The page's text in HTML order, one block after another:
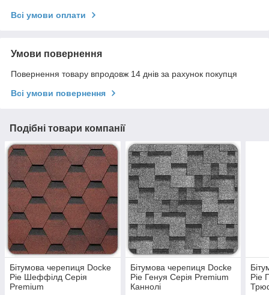
Всі умови оплати
Умови повернення
Повернення товару впродовж 14 днів за рахунок покупця
Всі умови повернення
Подібні товари компанії
Бітумова черепиця Docke
Pie Шеффілд Серія
Premium
Бітумова черепиця Docke
Pie Генуя Серія Premium
Каннолі
Pie